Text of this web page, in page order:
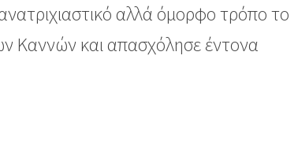
αλλά όμορφο τρόπο το
Καννών και απασχόλησε έντονα